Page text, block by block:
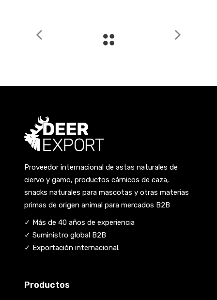
Proveedor internacional de astas naturales de
ciervo y gamo, productos cárnicos de caza,
snacks naturales para mascotas y otras materias
primas de origen animal para mercados B2B
✓ Más de 40 años de experiencia
✓ Suministro global B2B
✓ Exportación internacional.
Productos